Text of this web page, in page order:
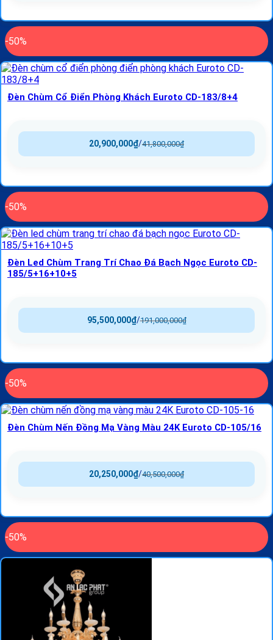
-50%
Đèn Chùm Cổ Điển Phòng Khách Euroto CD-183/8+4
41,800,000₫
/
20,900,000₫
-50%
Đèn Led Chùm Trang Trí Chao Đá Bạch Ngọc Euroto CD-
185/5+16+10+5
191,000,000₫
/
95,500,000₫
-50%
Đèn Chùm Nến Đồng Mạ Vàng Màu 24K Euroto CD-105/16
40,500,000₫
/
20,250,000₫
-50%